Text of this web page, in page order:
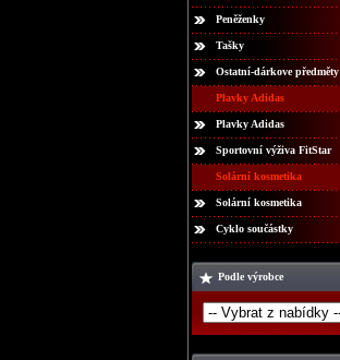
Peněženky
Tašky
Ostatní-dárkove předměty
Plavky Adidas
Plavky Adidas
Sportovní výživa FitStar
Solární kosmetika
Solární kosmetika
Cyklo součástky
Podle výrobce